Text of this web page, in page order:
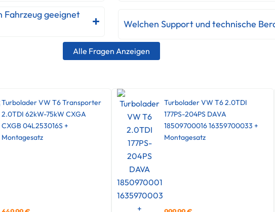
Fahrzeug geeignet
Welchen Support und technische
Alle Fragen Anzeigen
Turbolader VW T6 Transporter
2.0TDI 62kW-75kW CXGA
CXGB 04L253016S +
Montagesatz
Turbolader VW T6 2.0TDI
177PS-204PS DAVA
18509700016 16359700033 +
Montagesatz